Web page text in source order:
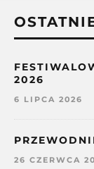
2026
6 LIPCA 2026
26 CZERWCA